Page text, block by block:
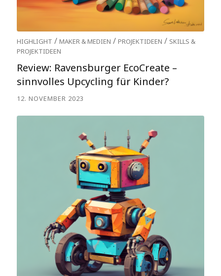
HIGHLIGHT / MAKER & MEDIEN / PROJEKTIDEEN / SKILLS &
PROJEKTIDEEN
Review: Ravensburger EcoCreate –
sinnvolles Upcycling für Kinder?
12. NOVEMBER 2023